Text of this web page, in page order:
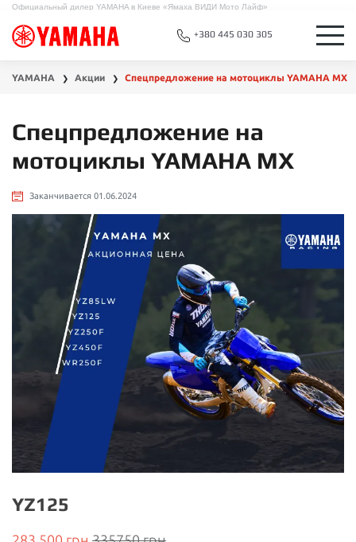
Официальный дилер YAMAHA в Киеве «Ямаха ВИДИ Мото Лайф»
+380 445 030 305
YAMAHA ❯ Акции ❯ Спецпредложение на мотоциклы YAMAHA MX
Спецпредложение на
мотоциклы YAMAHA MX
Заканчивается 01.06.2024
YZ125